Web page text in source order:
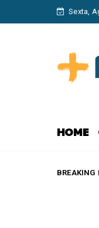
Sexta,
HOME
BREAKING
MAIS AGUAS CLARAS